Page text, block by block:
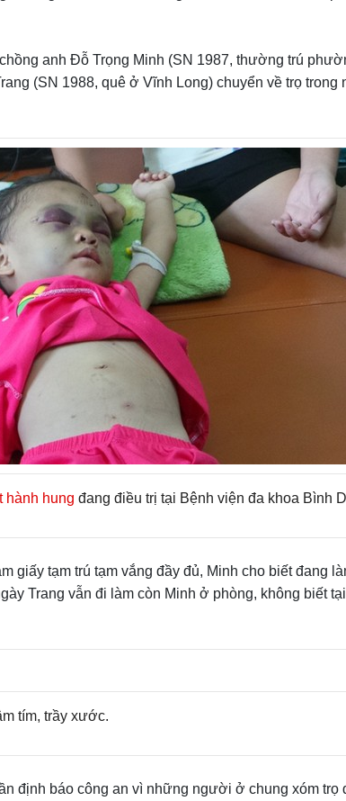
anh Đỗ Trọng Minh (SN 1987, thường trú
(SN 1988, quê ở Vĩnh Long) chuyển về trọ trong
hành hung đang điều trị tại Bệnh viện đa khoa Bình
giấy tạm trú tạm vắng đầy đủ, Minh cho biết đang
Trang vẫn đi làm còn Minh ở phòng, không biết
tím, trầy xước.
định báo công an vì những người ở chung xóm trọ